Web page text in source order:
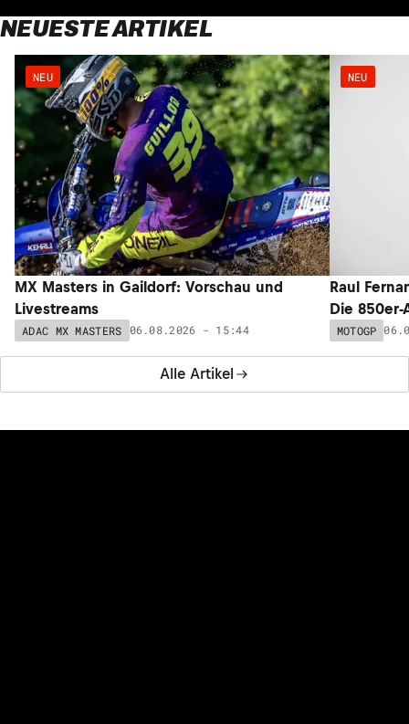
NEUESTE ARTIKEL
Alle Artikel
NEU
MX Masters in Gaildorf: Vorschau und
Livestreams
ADAC MX MASTERS 06.08.2026 - 15:44
NEU
Raul
Die
MOTOGP